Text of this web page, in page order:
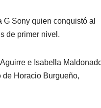
Sony quien conquistó al
de primer nivel.
e Isabella
de Horacio Burgueño,